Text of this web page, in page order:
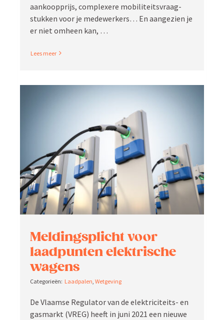
aankoop­prijs, complexere mobili­teits­vraag­
stukken voor je medewerkers… En aangezien je
er niet omheen kan, …
Read More
Meldings­plicht voor
laadpunten elektrische
wagens
Laadpalen, Wetgeving
De Vlaamse Regulator van de elektri­ci­teits- en
gasmarkt (VREG) heeft in juni 2021 een nieuwe